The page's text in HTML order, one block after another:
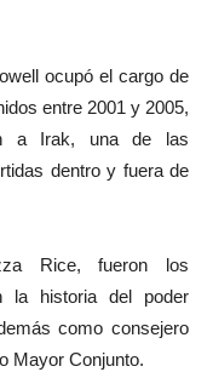
ocupó el cargo de
entre 2001 y 2005,
a Irak, una de las
dentro y fuera de
Rice, fueron los
la historia del poder
como consejero
Mayor Conjunto.